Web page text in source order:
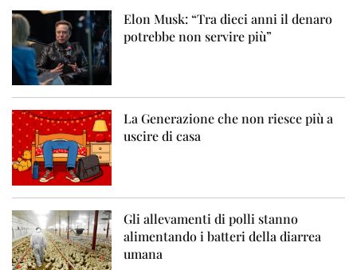
Elon Musk: “Tra dieci anni il denaro
potrebbe non servire più”
La Generazione che non riesce più a
uscire di casa
Gli allevamenti di polli stanno
alimentando i batteri della diarrea
umana